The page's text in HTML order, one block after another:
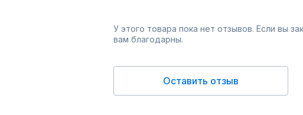
У этого товара пока нет отзывов. Если вы
вам благодарны.
Оставить отзыв